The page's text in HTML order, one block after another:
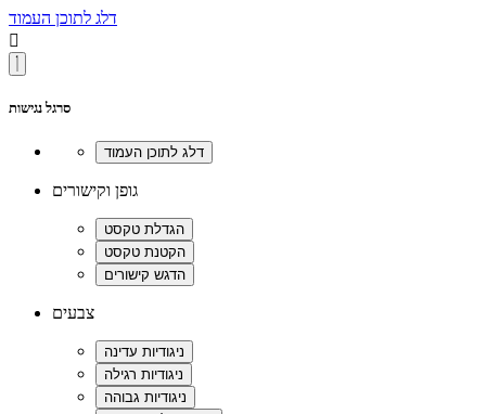
דלג לתוכן העמוד

סרגל נגישות
גופן וקישורים
צבעים